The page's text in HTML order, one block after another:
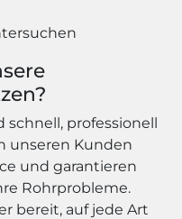
professionell
unseren Kunden
und garantieren
Rohrprobleme.
bereit, auf jede Art